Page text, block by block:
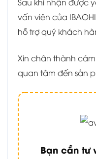
vấn viên của
hỗ trợ quý khách
Xin chân thành
quan tâm đến sản
Bạn cần tư